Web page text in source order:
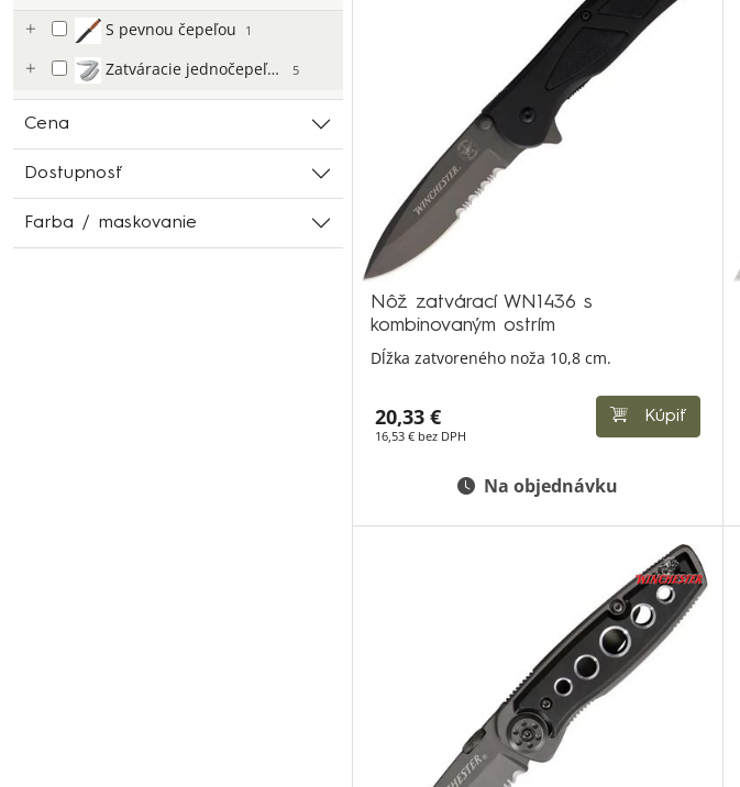
S pevnou čepeľou 1
Zatváracie jednočepeľové 5
Cena
Dostupnosť
Farba / maskovanie
Nôž zatvárací WN1436 s
kombinovaným ostrím
Dĺžka zatvoreného noža 10,8 cm.
20,33 €
16,53 € bez DPH
Kúpiť
Na objednávku